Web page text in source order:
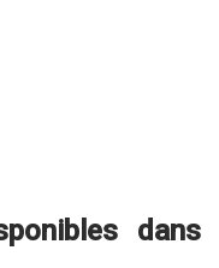
dans